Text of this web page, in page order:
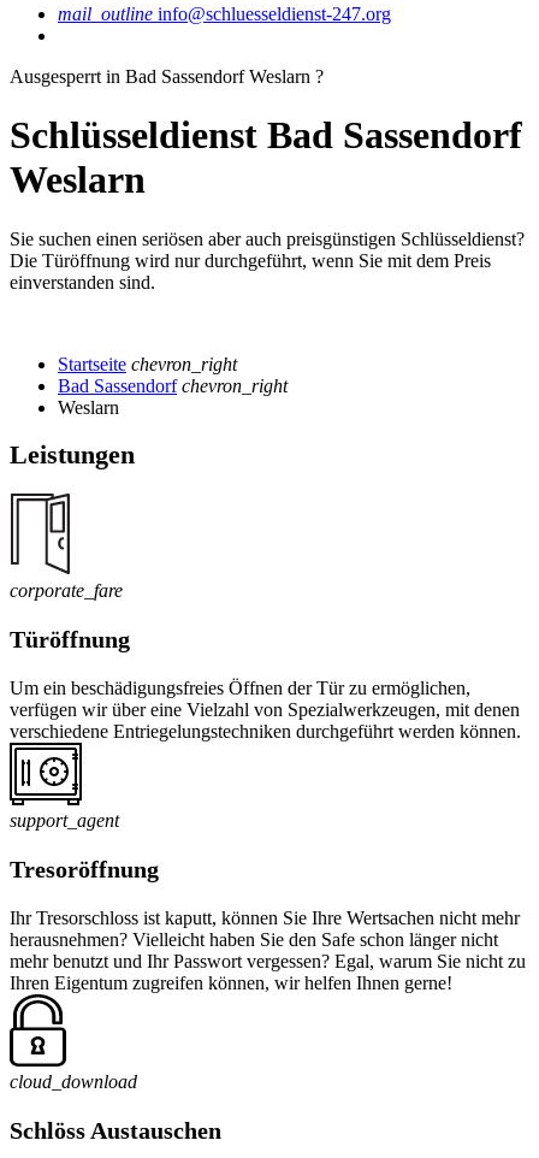
mail_outline info@schluesseldienst-247.org
Ausgesperrt in Bad Sassendorf Weslarn ?
Schlüsseldienst Bad Sassendorf
Weslarn
Sie suchen einen seriösen aber auch preisgünstigen Schlüsseldienst?
Die Türöffnung wird nur durchgeführt, wenn Sie mit dem Preis
einverstanden sind.
Startseite chevron_right
Bad Sassendorf chevron_right
Weslarn
Leistungen
corporate_fare
Türöffnung
Um ein beschädigungsfreies Öffnen der Tür zu ermöglichen,
verfügen wir über eine Vielzahl von Spezialwerkzeugen, mit denen
verschiedene Entriegelungstechniken durchgeführt werden können.
support_agent
Tresoröffnung
Ihr Tresorschloss ist kaputt, können Sie Ihre Wertsachen nicht mehr
herausnehmen? Vielleicht haben Sie den Safe schon länger nicht
mehr benutzt und Ihr Passwort vergessen? Egal, warum Sie nicht zu
Ihren Eigentum zugreifen können, wir helfen Ihnen gerne!
cloud_download
Schlöss Austauschen